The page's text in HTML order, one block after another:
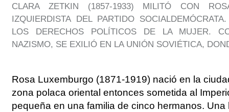
CLARA ZETKIN (1857-1933) MILITÓ CON
IZQUIERDISTA DEL PARTIDO
LOS DERECHOS POLÍTICOS DE LA MUJER.
NAZISMO, SE EXILIÓ EN LA UNIÓN SOVIÉTICA,
Rosa Luxemburgo (1871-1919) nació en la
zona polaca oriental entonces sometida al
pequeña en una familia de cinco hermanos.